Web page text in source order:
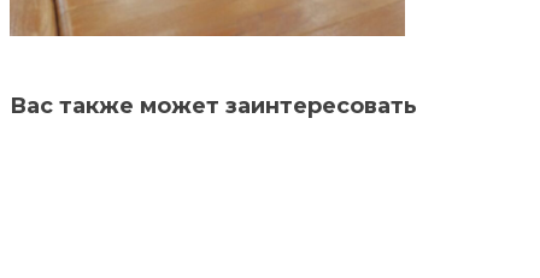
Вас также может заинтересовать